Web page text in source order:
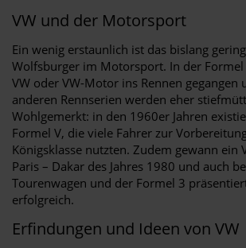
VW und der Motorsport
Ein wenig erstaunlich ist das bislang
Wolfsburger im Motorsport. In der
VW oder VW-Motor ins Rennen gegangen
anderen Rennserien werden eher
Wohlgemerkt: in den 1960er Jahren
Formel V, die viele Fahrer zur
Königsklasse nutzten. Zudem gewann ein
Paris – Dakar des Jahres 1980 und auch
Tourenwagen und der Formel 3
erfolgreich.
Erfindungen und Ideen von VW